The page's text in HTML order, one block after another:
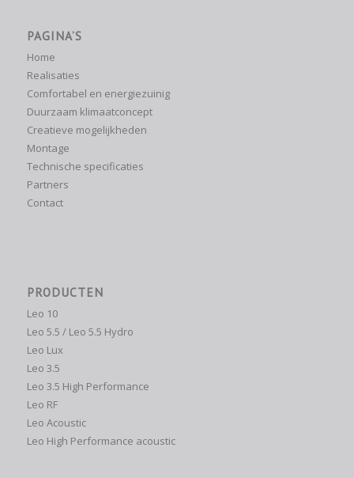
PAGINA’S
Home
Realisaties
Comfortabel en energiezuinig
Duurzaam klimaatconcept
Creatieve mogelijkheden
Montage
Technische specificaties
Partners
Contact
PRODUCTEN
Leo 10
Leo 5.5 / Leo 5.5 Hydro
Leo Lux
Leo 3.5
Leo 3.5 High Performance
Leo RF
Leo Acoustic
Leo High Performance acoustic